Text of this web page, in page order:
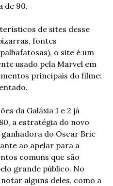
de 90.
de sites desse
fontes
o site é um
usado pela Marvel em
principais do filme:
da Galáxia 1 e 2 já
a estratégia do novo
do Oscar Brie
ao apelar para a
comuns que são
grande público. No
alguns deles, como a